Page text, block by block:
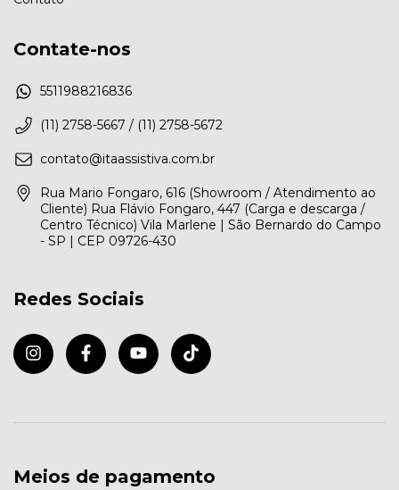
Contate-nos
5511988216836
(11) 2758-5667 / (11) 2758-5672
contato@itaassistiva.com.br
Rua Mario Fongaro, 616 (Showroom / Atendimento ao
Cliente) Rua Flávio Fongaro, 447 (Carga e descarga /
Centro Técnico) Vila Marlene | São Bernardo do Campo
- SP | CEP 09726-430
Redes Sociais
Meios de pagamento